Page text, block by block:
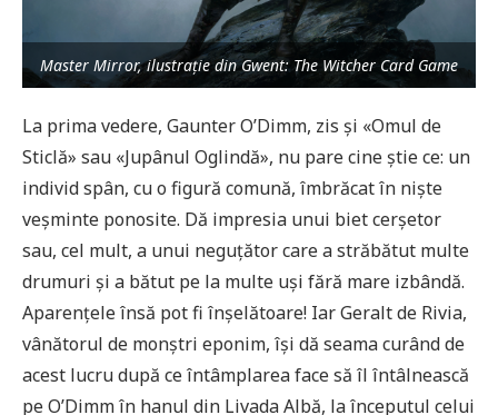
Master Mirror, ilustraţie din Gwent: The Witcher Card Game
La prima vedere, Gaunter O’Dimm, zis și «Omul de
Sticlă» sau «Jupânul Oglindă», nu pare cine știe ce: un
individ spân, cu o figură comună, îmbrăcat în niște
veșminte ponosite. Dă impresia unui biet cerșetor
sau, cel mult, a unui neguţător care a străbătut multe
drumuri și a bătut pe la multe uși fără mare izbândă.
Aparențele însă pot fi înșelătoare! Iar Geralt de Rivia,
vânătorul de monștri eponim, își dă seama curând de
acest lucru după ce întâmplarea face să îl întâlnească
pe O’Dimm în hanul din Livada Albă, la începutul celui